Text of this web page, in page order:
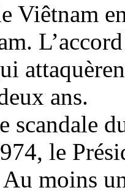
Viêtnam
ans.
scandale
le
Au moins